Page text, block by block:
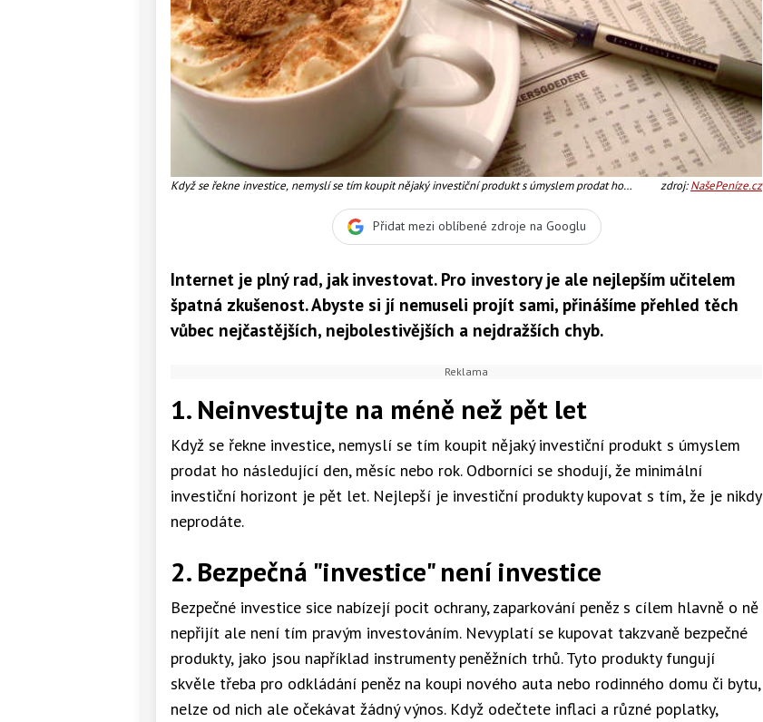
Když se řekne investice, nemyslí se tím koupit nějaký investiční produkt s úmyslem prodat ho
zdroj:NašePeníze.cz
Přidat mezi oblíbené zdroje na Googlu
Internet je plný rad, jak investovat. Pro investory je ale nejlepším učitelem
špatná zkušenost. Abyste si jí nemuseli projít sami, přinášíme přehled těch
vůbec nejčastějších, nejbolestivějších a nejdražších chyb.
1. Neinvestujte na méně než pět let
Když se řekne investice, nemyslí se tím koupit nějaký investiční produkt s úmyslem
prodat ho následující den, měsíc nebo rok. Odborníci se shodují, že minimální
investiční horizont je pět let. Nejlepší je investiční produkty kupovat s tím, že je nikdy
neprodáte.
2. Bezpečná "investice" není investice
Bezpečné investice sice nabízejí pocit ochrany, zaparkování peněz s cílem hlavně o ně
nepřijít ale není tím pravým investováním. Nevyplatí se kupovat takzvaně bezpečné
produkty, jako jsou například instrumenty peněžních trhů. Tyto produkty fungují
skvěle třeba pro odkládání peněz na koupi nového auta nebo rodinného domu či bytu,
nelze od nich ale očekávat žádný výnos. Když odečtete inflaci a různé poplatky,